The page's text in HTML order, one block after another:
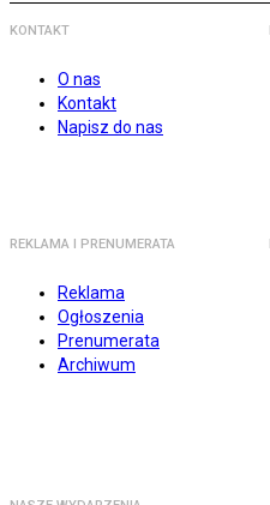
KONTAKT
O nas
Kontakt
Napisz do nas
REKLAMA I PRENUMERATA
Reklama
Ogłoszenia
Prenumerata
Archiwum